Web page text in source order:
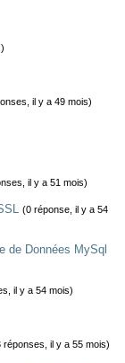
il y a 49 mois)
il y a 51 mois)
(0 réponse, il y a 54
de Données MySql
il y a 54 mois)
réponses, il y a 55 mois)